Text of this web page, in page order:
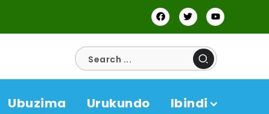
Ubuzima Urukundo Ibindi